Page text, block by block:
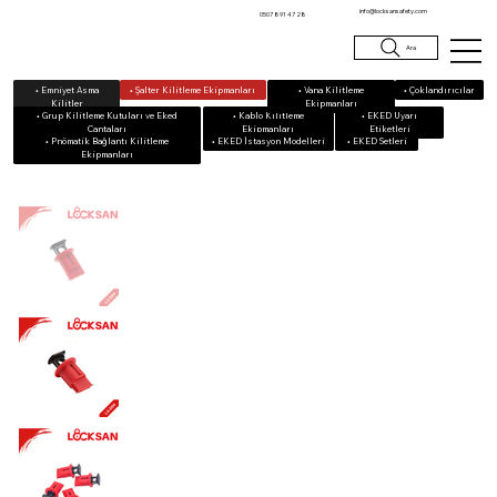
0507 891 47 28 info@locksansafety.com
Ara
• Emniyet Asma
Kilitler
• Grup Kilitleme Kutuları ve Eked
Çantaları
• Şalter Kilitleme Ekipmanları
• Kablo Kilitleme
Ekipmanları
• Vana Kilitleme
Ekipmanları
• Pnömatik Bağlantı Kilitleme
Ekipmanları
• Çoklandırıcılar
• EKED Uyarı
Etiketleri
• EKED Setleri
• EKED İstasyon Modelleri